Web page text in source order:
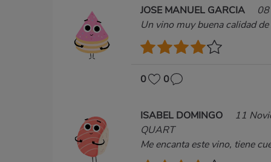
JOSE MANUEL GARCIA
Un vino muy buena calidad
0 0
ISABEL DOMINGO
11
QUART
Me encanta este vino, tiene